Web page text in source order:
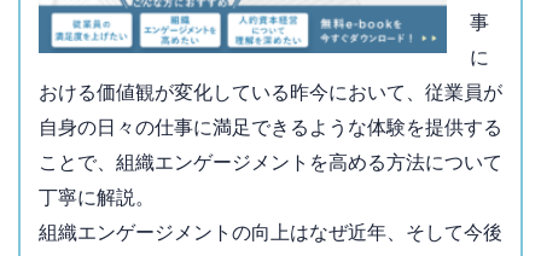
事
に
おける価値観が変化している昨今において、従業員が
自身の日々の仕事に満足できるような体験を提供する
ことで、組織エンゲージメントを高める方法について
丁寧に解説。
組織エンゲージメントの向上はなぜ近年、そして今後